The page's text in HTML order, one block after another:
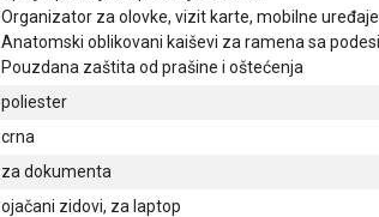
Organizator za olovke, vizit karte, mobilne uređaje
Anatomski oblikovani kaiševi za ramena sa
Pouzdana zaštita od prašine i oštećenja
poliester
crna
za dokumenta
ojačani zidovi, za laptop